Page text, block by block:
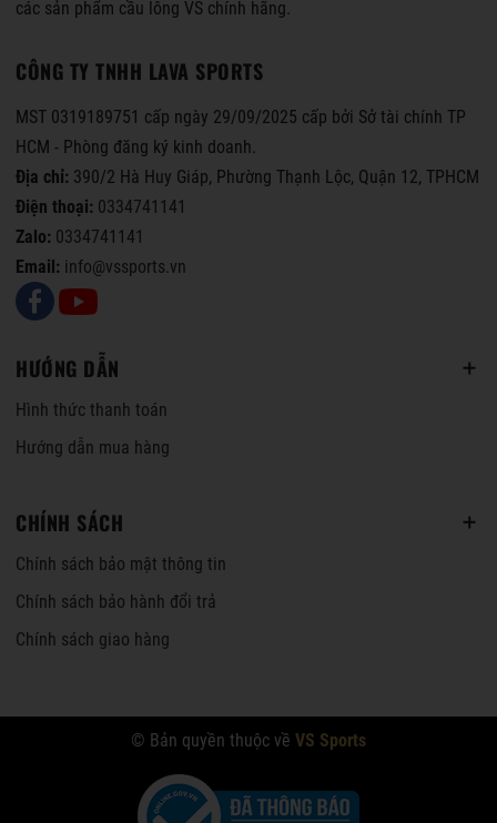
các sản phẩm cầu lông VS chính hãng.
CÔNG TY TNHH LAVA SPORTS
MST 0319189751 cấp ngày 29/09/2025 cấp bởi Sở tài chính TP
HCM - Phòng đăng ký kinh doanh.
Địa chỉ: 390/2 Hà Huy Giáp, Phường Thạnh Lộc, Quận 12, TPHCM
Điện thoại: 0334741141
Zalo: 0334741141
Email: info@vssports.vn
HƯỚNG DẪN
Hình thức thanh toán
Hướng dẫn mua hàng
CHÍNH SÁCH
Chính sách bảo mật thông tin
Chính sách bảo hành đổi trả
Chính sách giao hàng
© Bản quyền thuộc về VS Sports